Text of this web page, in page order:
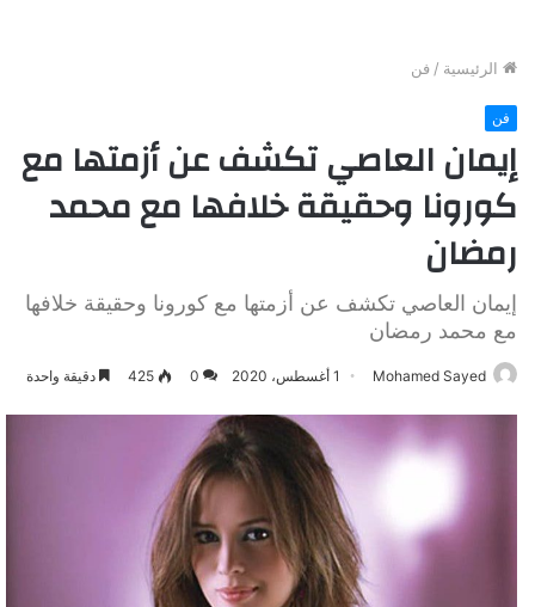
الرئيسية / فن
فن
إيمان العاصي تكشف عن أزمتها مع
كورونا وحقيقة خلافها مع محمد
رمضان
إيمان العاصي تكشف عن أزمتها مع كورونا وحقيقة خلافها
مع محمد رمضان
Mohamed Sayed 1 أغسطس، 2020 0
425 دقيقة واحدة